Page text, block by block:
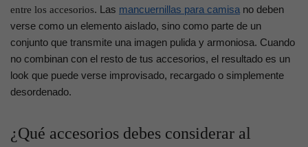
entre los accesorios. Las mancuernillas para camisa no deben
verse como un elemento aislado, sino como parte de un
conjunto que transmite una imagen pulida y armoniosa. Cuando
no combinan con el resto de tus accesorios, el resultado es un
look que puede verse improvisado, recargado o simplemente
desordenado.
¿Qué accesorios debes considerar al